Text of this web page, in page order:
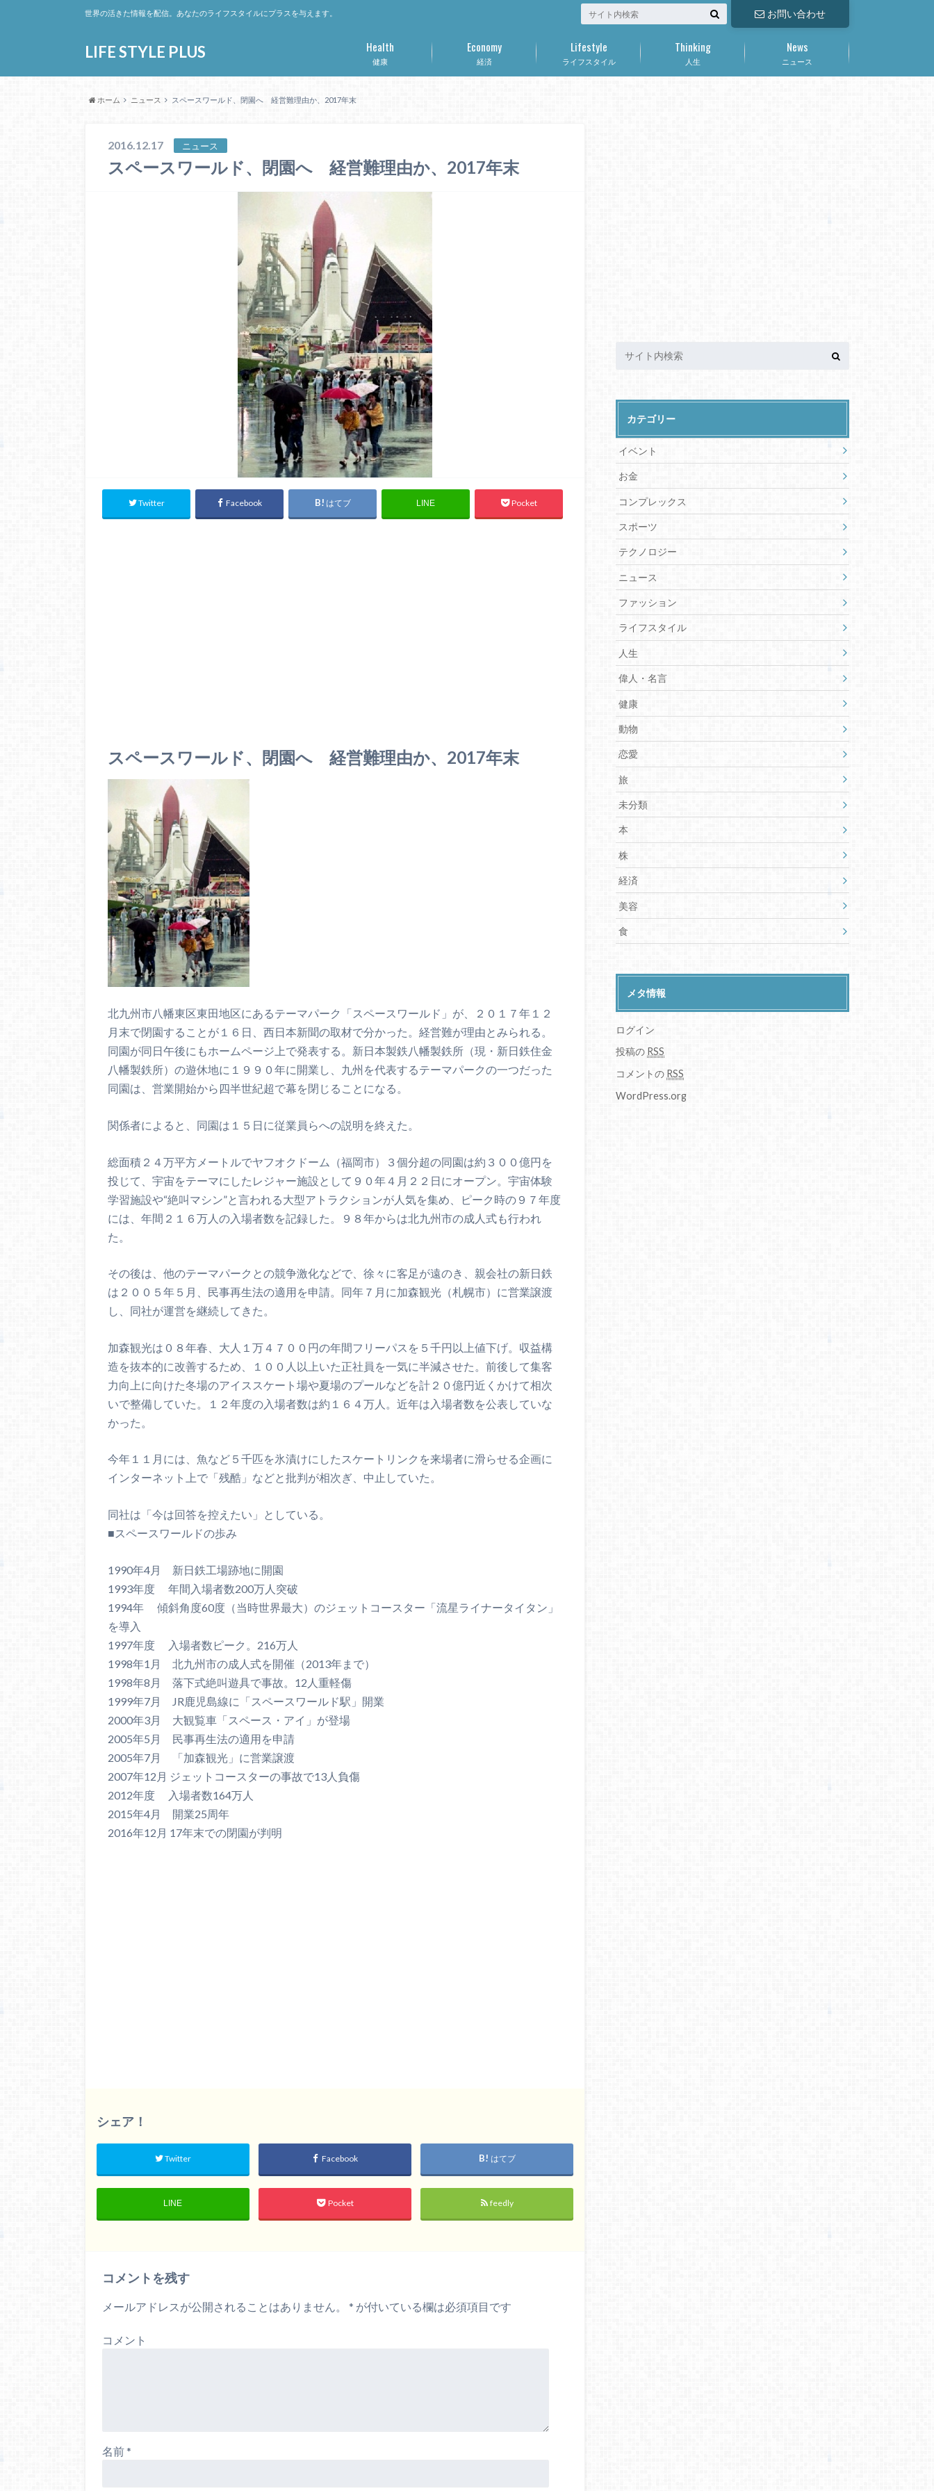
LIFE STYLE PLUS
世界の活きた情報を配信。あなたのライフスタイルにプラスを与えます。 お問い合わせ
健康
Health
経済
Economy
ライフスタイル
Lifestyle
人生
Thinking
ニュース
News
ホーム ニュース スペースワールド、閉園へ 経営難理由か、2017年末
2016.12.17 ニュース
スペースワールド、閉園へ 経営難理由か、2017年末
Twitter Facebook はてブ LINE Pocket
スペースワールド、閉園へ 経営難理由か、2017年末
北九州市八幡東区東田地区にあるテーマパーク「スペースワールド」が、２０１７年１２
月末で閉園することが１６日、西日本新聞の取材で分かった。経営難が理由とみられる。
同園が同日午後にもホームページ上で発表する。新日本製鉄八幡製鉄所（現・新日鉄住金
八幡製鉄所）の遊休地に１９９０年に開業し、九州を代表するテーマパークの一つだった
同園は、営業開始から四半世紀超で幕を閉じることになる。
関係者によると、同園は１５日に従業員らへの説明を終えた。
総面積２４万平方メートルでヤフオクドーム（福岡市）３個分超の同園は約３００億円を
投じて、宇宙をテーマにしたレジャー施設として９０年４月２２日にオープン。宇宙体験
学習施設や“絶叫マシン”と言われる大型アトラクションが人気を集め、ピーク時の９７年度
には、年間２１６万人の入場者数を記録した。９８年からは北九州市の成人式も行われ
た。
その後は、他のテーマパークとの競争激化などで、徐々に客足が遠のき、親会社の新日鉄
は２００５年５月、民事再生法の適用を申請。同年７月に加森観光（札幌市）に営業譲渡
し、同社が運営を継続してきた。
加森観光は０８年春、大人１万４７００円の年間フリーパスを５千円以上値下げ。収益構
造を抜本的に改善するため、１００人以上いた正社員を一気に半減させた。前後して集客
力向上に向けた冬場のアイススケート場や夏場のプールなどを計２０億円近くかけて相次
いで整備していた。１２年度の入場者数は約１６４万人。近年は入場者数を公表していな
かった。
今年１１月には、魚など５千匹を氷漬けにしたスケートリンクを来場者に滑らせる企画に
インターネット上で「残酷」などと批判が相次ぎ、中止していた。
同社は「今は回答を控えたい」としている。
■スペースワールドの歩み
1990年4月 新日鉄工場跡地に開園
1993年度 年間入場者数200万人突破
1994年 傾斜角度60度（当時世界最大）のジェットコースター「流星ライナータイタン」
を導入
1997年度 入場者数ピーク。216万人
1998年1月 北九州市の成人式を開催（2013年まで）
1998年8月 落下式絶叫遊具で事故。12人重軽傷
1999年7月 JR鹿児島線に「スペースワールド駅」開業
2000年3月 大観覧車「スペース・アイ」が登場
2005年5月 民事再生法の適用を申請
2005年7月 「加森観光」に営業譲渡
2007年12月 ジェットコースターの事故で13人負傷
2012年度 入場者数164万人
2015年4月 開業25周年
2016年12月 17年末での閉園が判明
シェア！
Twitter Facebook はてブ
LINE Pocket feedly
コメントを残す
メールアドレスが公開されることはありません。 * が付いている欄は必須項目です
コメント
名前*
カテゴリー
イベント
お金
コンプレックス
スポーツ
テクノロジー
ニュース
ファッション
ライフスタイル
人生
偉人・名言
健康
動物
恋愛
旅
未分類
本
株
経済
美容
食
メタ情報
ログイン
投稿の RSS
コメントの RSS
WordPress.org